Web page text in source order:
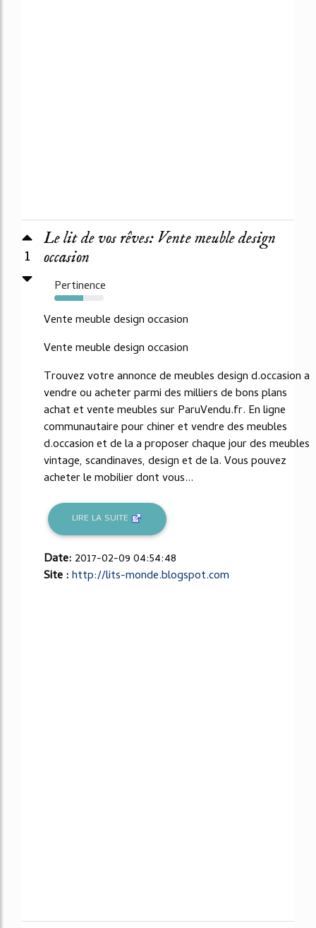
1
Le lit de vos rêves: Vente meuble design
occasion
Pertinence
59%
Vente meuble design occasion
Vente meuble design occasion
Trouvez votre annonce de meubles design d.occasion a
vendre ou acheter parmi des milliers de bons plans
achat et vente meubles sur ParuVendu.fr. En ligne
communautaire pour chiner et vendre des meubles
d.occasion et de la a proposer chaque jour des meubles
vintage, scandinaves, design et de la. Vous pouvez
acheter le mobilier dont vous...
LIRE LA SUITE
Date: 2017-02-09 04:54:48
Site :http://lits-monde.blogspot.com